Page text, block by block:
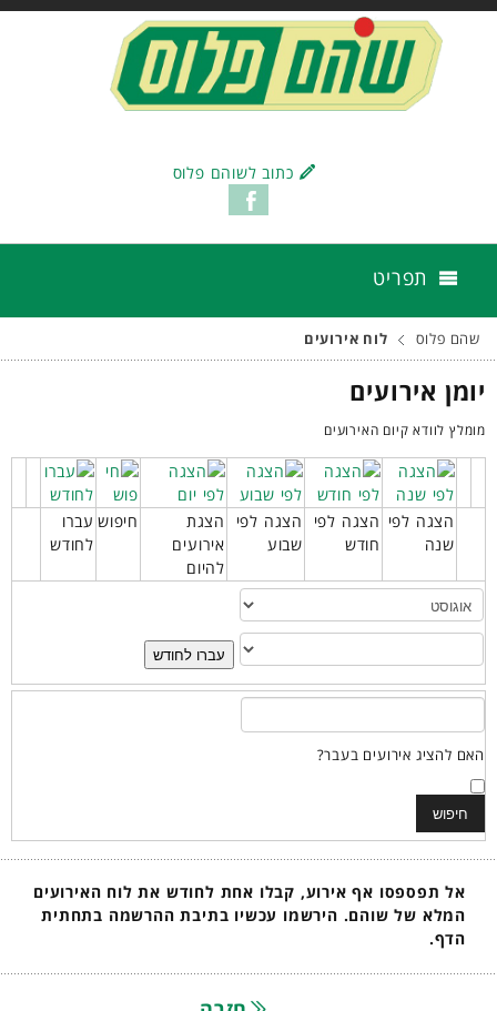
כתוב לשוהם פלוס
תפריט
שהם פלוס לוח אירועים
יומן אירועים
מומלץ לוודא קיום האירועים
הצגה לפי
שנה
הצגה לפי
חודש
הצגה לפי
שבוע
הצגת
אירועים
להיום
חיפוש עברו
לחודש
עברו לחודש
האם להציג אירועים בעבר?
אל תפספסו אף אירוע, קבלו אחת לחודש את לוח האירועים
המלא של שוהם. הירשמו עכשיו בתיבת ההרשמה בתחתית
הדף.